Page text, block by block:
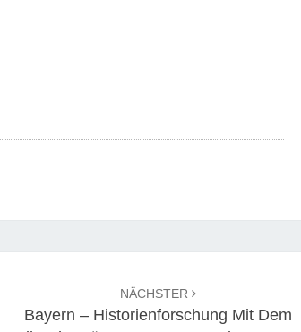
NÄCHSTER
Bayern – Historienforschung Mit Dem